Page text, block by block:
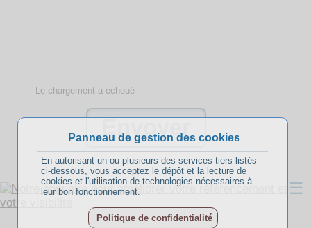
Le chargement a échoué
☰
Panneau de gestion des cookies
En autorisant un ou plusieurs des services tiers listés
ci-dessous, vous acceptez le dépôt et la lecture de
cookies et l'utilisation de technologies nécessaires à
leur bon fonctionnement.
Politique de confidentialité